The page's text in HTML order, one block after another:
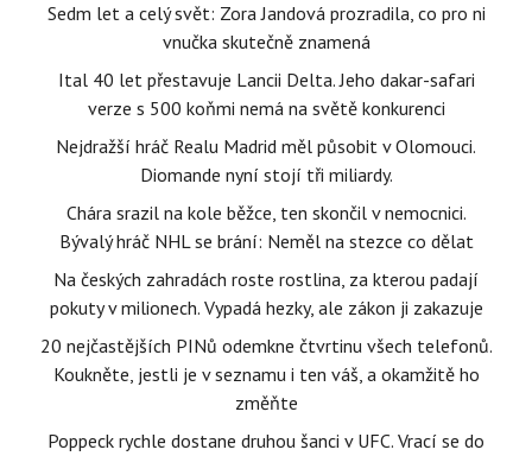
Sedm let a celý svět: Zora Jandová prozradila, co pro ni
vnučka skutečně znamená
Ital 40 let přestavuje Lancii Delta. Jeho dakar-safari
verze s 500 koňmi nemá na světě konkurenci
Nejdražší hráč Realu Madrid měl působit v Olomouci.
Diomande nyní stojí tři miliardy.
Chára srazil na kole běžce, ten skončil v nemocnici.
Bývalý hráč NHL se brání: Neměl na stezce co dělat
Na českých zahradách roste rostlina, za kterou padají
pokuty v milionech. Vypadá hezky, ale zákon ji zakazuje
20 nejčastějších PINů odemkne čtvrtinu všech telefonů.
Koukněte, jestli je v seznamu i ten váš, a okamžitě ho
změňte
Poppeck rychle dostane druhou šanci v UFC. Vrací se do